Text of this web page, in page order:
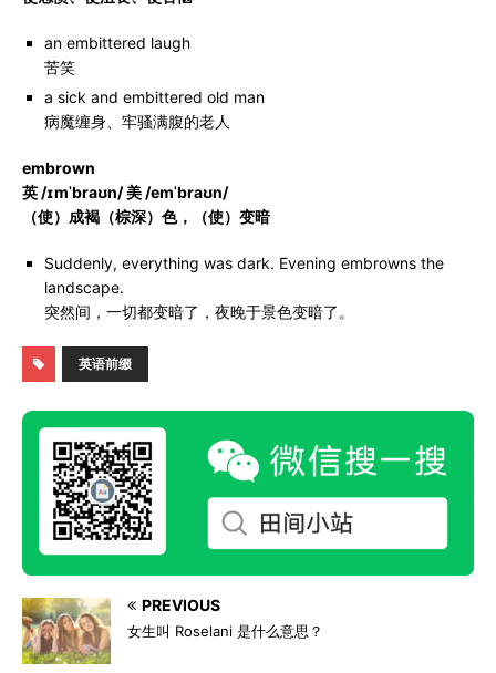
an embittered laugh
苦笑
a sick and embittered old man
病魔缠身、牢骚满腹的老人
embrown
英 /ɪmˈbraʊn/ 美 /emˈbraʊn/
（使）成褐（棕深）色，（使）变暗
Suddenly, everything was dark. Evening embrowns the
landscape.
突然间，一切都变暗了，夜晚于景色变暗了。
英语前缀
PREVIOUS
女生叫 Roselani 是什么意思？